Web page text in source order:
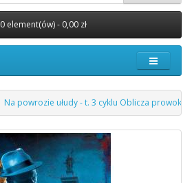
0 element(ów) - 0,00 zł
Na powrozie ułudy - t. 3 cyklu Oblicza